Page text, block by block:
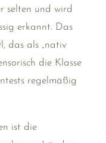
selten und wird
erkannt. Das
das als „nativ
die Klasse
regelmäßig
ist die